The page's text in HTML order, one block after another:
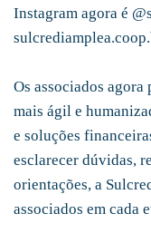
Instagram agora é
Os associados
mais ágil e
e soluções
esclarecer dúvidas,
orientações, a
associados em cada